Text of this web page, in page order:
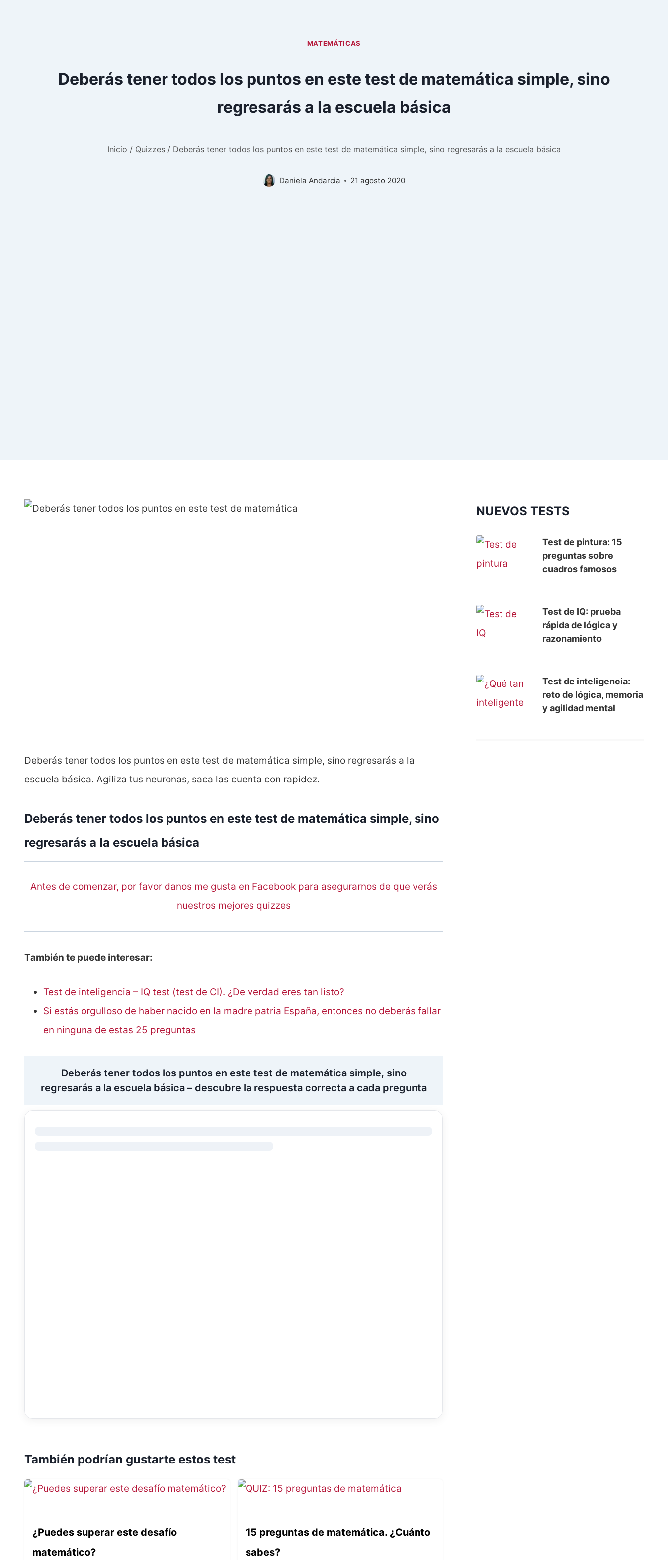
MATEMÁTICAS
Deberás tener todos los puntos en este test de matemática simple, sino
regresarás a la escuela básica
Inicio / Quizzes / Deberás tener todos los puntos en este test de matemática simple, sino regresarás a la escuela básica
Daniela Andarcia 21 agosto 2020
Deberás tener todos los puntos en este test de matemática simple, sino regresarás a la
escuela básica. Agiliza tus neuronas, saca las cuenta con rapidez.
Deberás tener todos los puntos en este test de matemática simple, sino
regresarás a la escuela básica
Antes de comenzar, por favor danos me gusta en Facebook para asegurarnos de que verás
nuestros mejores quizzes
También te puede interesar:
Test de inteligencia – IQ test (test de CI). ¿De verdad eres tan listo?
Si estás orgulloso de haber nacido en la madre patria España, entonces no deberás fallar
en ninguna de estas 25 preguntas
Deberás tener todos los puntos en este test de matemática simple, sino
regresarás a la escuela básica – descubre la respuesta correcta a cada pregunta
También podrían gustarte estos test
¿Puedes superar este desafío
matemático?
15 preguntas de matemática. ¿Cuánto
sabes?
NUEVOS TESTS
Test de pintura: 15
preguntas sobre
cuadros famosos
Test de IQ: prueba
rápida de lógica y
razonamiento
Test de inteligencia:
reto de lógica, memoria
y agilidad mental